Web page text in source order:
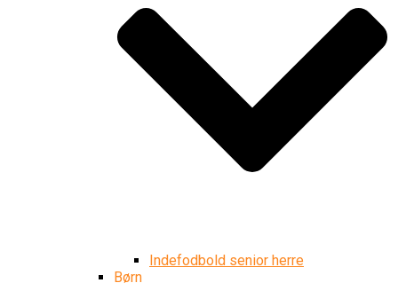
Indefodbold senior herre
Børn